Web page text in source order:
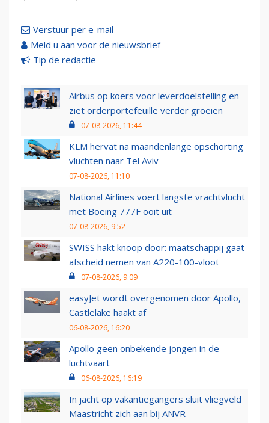
Verstuur per e-mail
Meld u aan voor de nieuwsbrief
Tip de redactie
Airbus op koers voor leverdoelstelling en
ziet orderportefeuille verder groeien
07-08-2026, 11:44
KLM hervat na maandenlange opschorting
vluchten naar Tel Aviv
07-08-2026, 11:10
National Airlines voert langste vrachtvlucht
met Boeing 777F ooit uit
07-08-2026, 9:52
SWISS hakt knoop door: maatschappij gaat
afscheid nemen van A220-100-vloot
07-08-2026, 9:09
easyJet wordt overgenomen door Apollo,
Castlelake haakt af
06-08-2026, 16:20
Apollo geen onbekende jongen in de
luchtvaart
06-08-2026, 16:19
In jacht op vakantiegangers sluit vliegveld
Maastricht zich aan bij ANVR